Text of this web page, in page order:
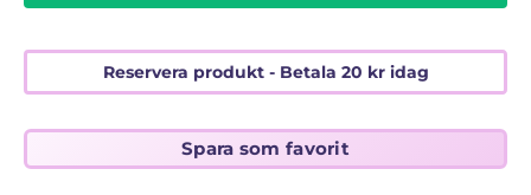
Reservera produkt - Betala 20 kridag